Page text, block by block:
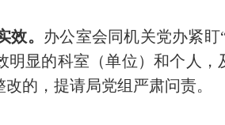
效。 办公室会同机关党办紧
明显的科室（单位）和个人
的，提请局党组严肃问责。